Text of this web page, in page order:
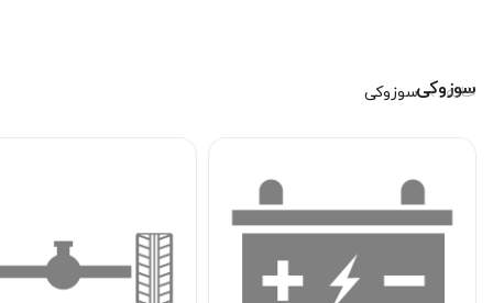
سوزوکی
خانه سوزوکی